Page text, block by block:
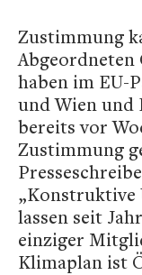
Zustimmung
Abgeordneten
haben im EU-
und Wien
bereits vor
Zustimmung
lassen seit
einziger
Klimaplan ist